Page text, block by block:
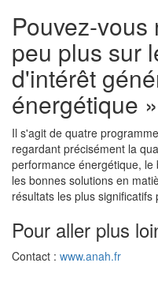
Pouvez-
peu plus sur
d'intérêt
énergétique
Il s'agit de quatre
regardant précisément la
performance énergétique,
les bonnes solutions en
résultats les plus significatifs
Pour aller plus
Contact : www.anah.fr